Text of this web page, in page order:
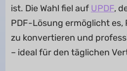
ist. Die Wahl fiel auf UPDF,
PDF-Lösung ermöglicht es,
zu konvertieren und
– ideal für den täglichen